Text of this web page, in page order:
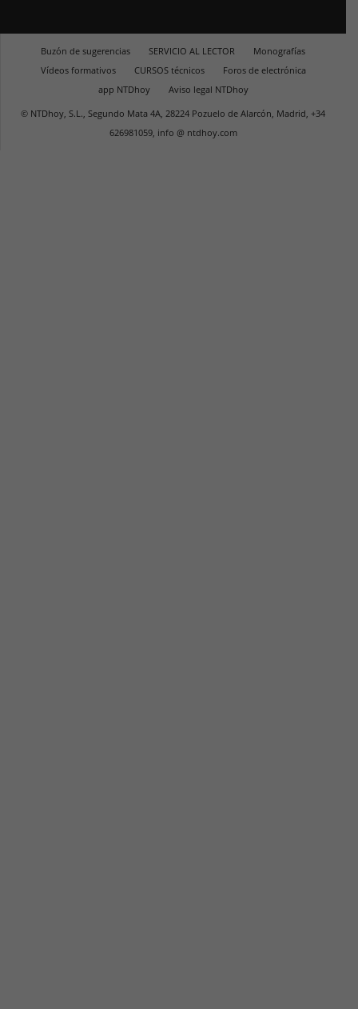
Buzón de sugerencias SERVICIO AL LECTOR
Monografías
Vídeos formativos
CURSOS técnicos
Foros de electrónica
app NTDhoy
Aviso legal NTDhoy
© NTDhoy, S.L., Segundo Mata 4A, 28224 Pozuelo de Alarcón, Madrid, +34
626981059, info @ ntdhoy.com